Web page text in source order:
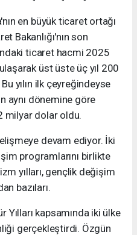
en büyük ticaret ortağı
Bakanlığı'nın son
ticaret hacmi 2025
üst üste üç yıl 200
yılın ilk çeyreğindeyse
aynı dönemine göre
milyar dolar oldu.
devam ediyor. İki
programlarını birlikte
yılları, gençlik değişim
bazıları.
kapsamında iki ülke
gerçekleştirdi. Özgün